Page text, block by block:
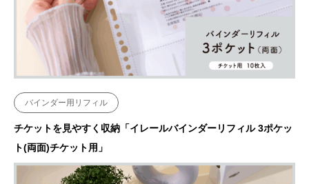
バインダー用リフィル
チケットを見やすく収納「イレールバインダーリフィル 3ポケッ
ト(両面)チケット用」